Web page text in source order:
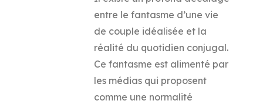
entre le fantasme d’une vie
de couple idéalisée et la
réalité du quotidien conjugal.
Ce fantasme est alimenté par
les médias qui proposent
comme une normalité